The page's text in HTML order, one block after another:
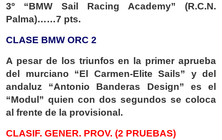
3º “BMW Sail Racing Academy” (R.C.N.
Palma)……7 pts.
CLASE BMW ORC 2
A pesar de los triunfos en la primer aprueba
del murciano “El Carmen-Elite Sails” y del
andaluz “Antonio Banderas Design” es el
“Modul” quien con dos segundos se coloca
al frente de la provisional.
CLASIF. GENER. PROV. (2 PRUEBAS)